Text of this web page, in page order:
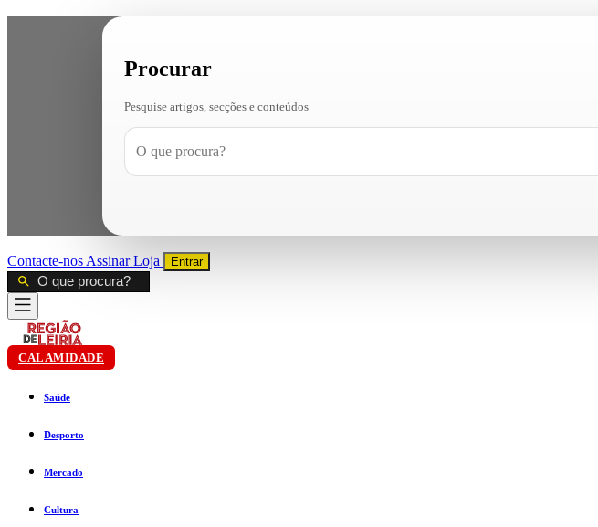
Procurar
Pesquise artigos, secções e conteúdos
Contacte-nos AssinarLoja Entrar
CALAMIDADE
Saúde
Desporto
Mercado
Cultura